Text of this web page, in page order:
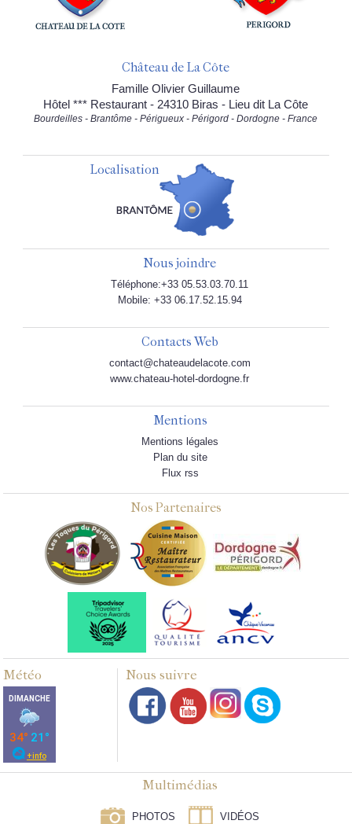
Château de La Côte
Famille Olivier Guillaume
Hôtel *** Restaurant - 24310 Biras - Lieu dit La Côte
Bourdeilles - Brantôme - Périgueux - Périgord - Dordogne - France
Localisation
Nous joindre
Téléphone:+33 05.53.03.70.11
Mobile: +33 06.17.52.15.94
Contacts Web
contact@chateaudelacote.com
www.chateau-hotel-dordogne.fr
Mentions
Mentions légales
Plan du site
Flux rss
Nos Partenaires
Météo Nous suivre
Multimédias
PHOTOS VIDÉOS